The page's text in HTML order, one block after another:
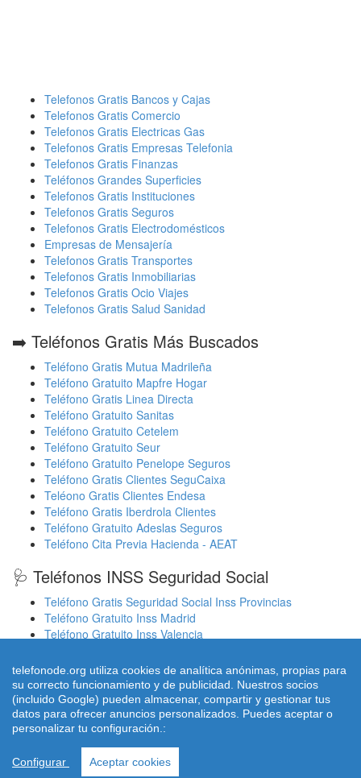
Telefonos Gratis Bancos y Cajas
Telefonos Gratis Comercio
Telefonos Gratis Electricas Gas
Telefonos Gratis Empresas Telefonia
Telefonos Gratis Finanzas
Teléfonos Grandes Superficies
Telefonos Gratis Instituciones
Telefonos Gratis Seguros
Telefonos Gratis Electrodomésticos
Empresas de Mensajería
Telefonos Gratis Transportes
Telefonos Gratis Inmobiliarias
Telefonos Gratis Ocio Viajes
Telefonos Gratis Salud Sanidad
➡️ Teléfonos Gratis Más Buscados
Teléfono Gratis Mutua Madrileña
Teléfono Gratuito Mapfre Hogar
Teléfono Gratis Linea Directa
Teléfono Gratuito Sanitas
Teléfono Gratuito Cetelem
Teléfono Gratuito Seur
Teléfono Gratuito Penelope Seguros
Teléfono Gratis Clientes SeguCaixa
Teléono Gratis Clientes Endesa
Teléfono Gratis Iberdrola Clientes
Teléfono Gratuito Adeslas Seguros
Teléfono Cita Previa Hacienda - AEAT
🩺 Teléfonos INSS Seguridad Social
Teléfono Gratis Seguridad Social Inss Provincias
Teléfono Gratuito Inss Madrid
Teléfono Gratuito Inss Valencia
Cita Previa Médicos Euskadi Osakidetza Osanet
Cita Previa Sas Intersas Andalucia
© 2026 telefonode.org |
Privacidad
Política de Cookies
telefonode.org utiliza cookies de analítica anónimas, propias para
su correcto funcionamiento y de publicidad. Nuestros socios
(incluido Google) pueden almacenar, compartir y gestionar tus
datos para ofrecer anuncios personalizados. Puedes aceptar o
personalizar tu configuración.:
Configurar Aceptar cookies